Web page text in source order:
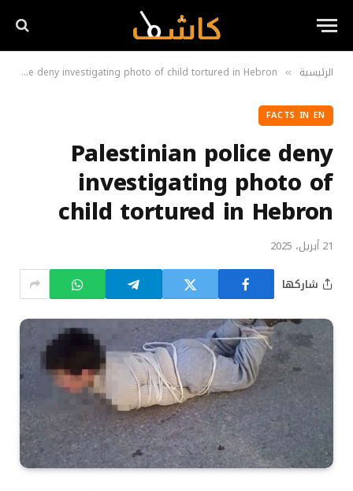
الرئيسية »
Palestinian police deny investigating photo of child tortured in Hebron
FACTS IN EN
Palestinian police deny
investigating photo of
child tortured in Hebron
21 أبريل، 2025
شاركها